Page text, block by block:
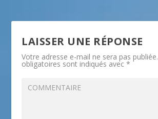
LAISSER UNE RÉPONSE
Votre adresse e-mail ne sera pas publiée.
obligatoires sont indiqués avec*